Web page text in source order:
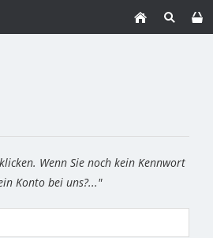
Wenn Sie noch kein Kennwort
Konto bei uns?..."